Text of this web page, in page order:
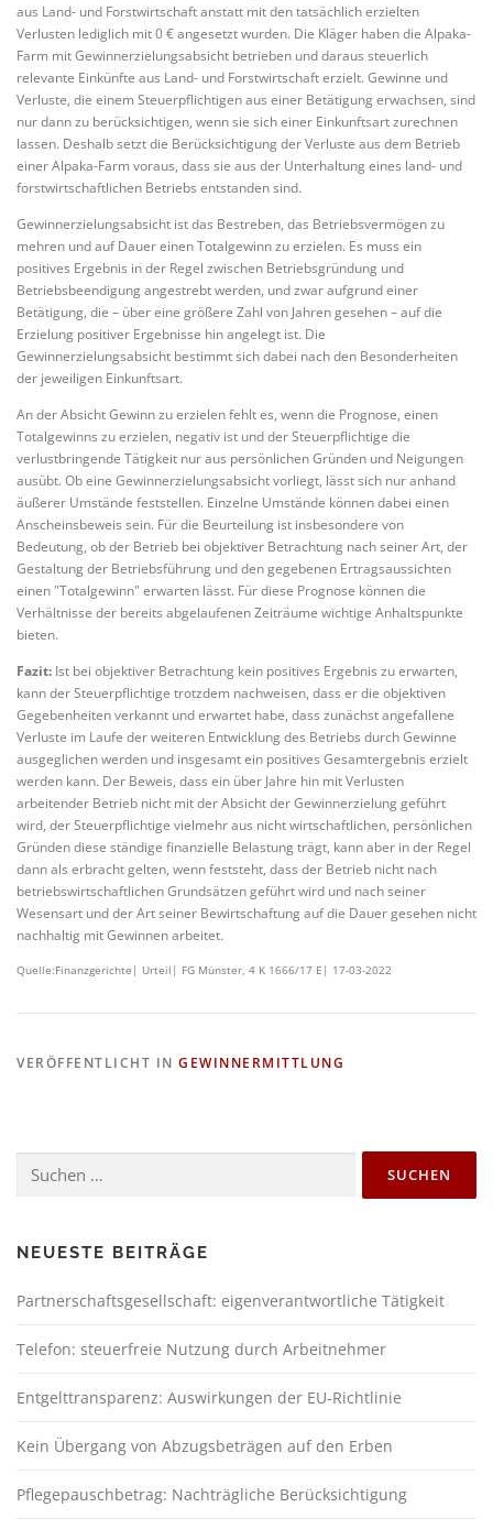
aus Land- und Forstwirtschaft anstatt mit den tatsächlich erzielten
Verlusten lediglich mit 0 € angesetzt wurden. Die Kläger haben die Alpaka-
Farm mit Gewinnerzielungsabsicht betrieben und daraus steuerlich
relevante Einkünfte aus Land- und Forstwirtschaft erzielt. Gewinne und
Verluste, die einem Steuerpflichtigen aus einer Betätigung erwachsen, sind
nur dann zu berücksichtigen, wenn sie sich einer Einkunftsart zurechnen
lassen. Deshalb setzt die Berücksichtigung der Verluste aus dem Betrieb
einer Alpaka-Farm voraus, dass sie aus der Unterhaltung eines land- und
forstwirtschaftlichen Betriebs entstanden sind.
Gewinnerzielungsabsicht ist das Bestreben, das Betriebsvermögen zu
mehren und auf Dauer einen Totalgewinn zu erzielen. Es muss ein
positives Ergebnis in der Regel zwischen Betriebsgründung und
Betriebsbeendigung angestrebt werden, und zwar aufgrund einer
Betätigung, die – über eine größere Zahl von Jahren gesehen – auf die
Erzielung positiver Ergebnisse hin angelegt ist. Die
Gewinnerzielungsabsicht bestimmt sich dabei nach den Besonderheiten
der jeweiligen Einkunftsart.
An der Absicht Gewinn zu erzielen fehlt es, wenn die Prognose, einen
Totalgewinns zu erzielen, negativ ist und der Steuerpflichtige die
verlustbringende Tätigkeit nur aus persönlichen Gründen und Neigungen
ausübt. Ob eine Gewinnerzielungsabsicht vorliegt, lässt sich nur anhand
äußerer Umstände feststellen. Einzelne Umstände können dabei einen
Anscheinsbeweis sein. Für die Beurteilung ist insbesondere von
Bedeutung, ob der Betrieb bei objektiver Betrachtung nach seiner Art, der
Gestaltung der Betriebsführung und den gegebenen Ertragsaussichten
einen "Totalgewinn" erwarten lässt. Für diese Prognose können die
Verhältnisse der bereits abgelaufenen Zeiträume wichtige Anhaltspunkte
bieten.
Fazit: Ist bei objektiver Betrachtung kein positives Ergebnis zu erwarten,
kann der Steuerpflichtige trotzdem nachweisen, dass er die objektiven
Gegebenheiten verkannt und erwartet habe, dass zunächst angefallene
Verluste im Laufe der weiteren Entwicklung des Betriebs durch Gewinne
ausgeglichen werden und insgesamt ein positives Gesamtergebnis erzielt
werden kann. Der Beweis, dass ein über Jahre hin mit Verlusten
arbeitender Betrieb nicht mit der Absicht der Gewinnerzielung geführt
wird, der Steuerpflichtige vielmehr aus nicht wirtschaftlichen, persönlichen
Gründen diese ständige finanzielle Belastung trägt, kann aber in der Regel
dann als erbracht gelten, wenn feststeht, dass der Betrieb nicht nach
betriebswirtschaftlichen Grundsätzen geführt wird und nach seiner
Wesensart und der Art seiner Bewirtschaftung auf die Dauer gesehen nicht
nachhaltig mit Gewinnen arbeitet.
Quelle:Finanzgerichte| Urteil| FG Münster, 4 K 1666/17 E| 17-03-2022
VERÖFFENTLICHT IN GEWINNERMITTLUNG
NEUESTE BEITRÄGE
Partnerschaftsgesellschaft: eigenverantwortliche Tätigkeit
Telefon: steuerfreie Nutzung durch Arbeitnehmer
Entgelttransparenz: Auswirkungen der EU-Richtlinie
Kein Übergang von Abzugsbeträgen auf den Erben
Pflegepauschbetrag: Nachträgliche Berücksichtigung